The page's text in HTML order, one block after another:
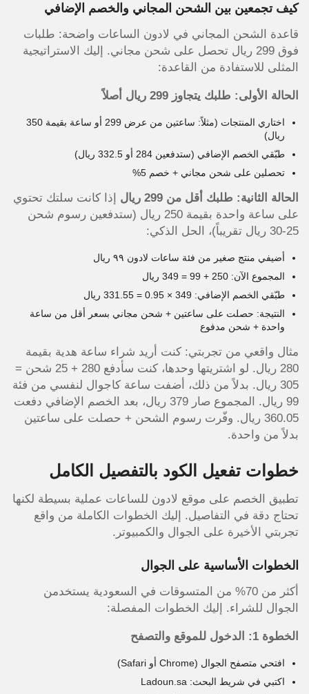
كيف تجمعين بين الشحن المجاني والخصم الإضافي
قاعدة الشحن المجاني في لادون الساعات واضحة: طلبات
فوق 299 ريال تحصل على شحن مجاني. إليك الاستراتيجية
المثلى للاستفادة من القاعدة:
الحالة الأولى: طلبك يتجاوز 299 ريال أصلاً
اختاري المنتجات (مثلاً: ساعتين من عرض 299 أو ساعة بقيمة 350
ريال)
طبّقي الخصم الإضافي (ستدفعين 284 أو 332.5 ريال)
تحصلين على شحن مجاني + خصم 5%
الحالة الثانية: طلبك أقل من 299 ريال
إذا كانت سلتك تحتوي
على ساعة واحدة بقيمة 250 ريال (ستدفعين رسوم شحن
25-30 ريال تقريباً)، الحل الذكي:
أضيفي منتج صغير من فئة ساعات لادون ٩٩ ريال
المجموع الآن: 250 + 99 = 349 ريال
طبّقي الخصم الإضافي: 349 × 0.95 = 331.55 ريال
النتيجة: حصلت على ساعتين + شحن مجاني بسعر أقل من ساعة
واحدة + شحن مدفوع
مثال واقعي من تجربتي: كنت أريد شراء ساعة هدية بقيمة
280 ريال. لو اشتريتها وحدها، كنت سأدفع 280 + 25 شحن =
305 ريال. بدلاً من ذلك، أضفت ساعة كاجوال لنفسي من فئة
99 ريال. المجموع صار 379 ريال، بعد الخصم الإضافي دفعت
360.05 ريال. وفّرت رسوم الشحن + حصلت على ساعتين
بدلاً من واحدة.
خطوات تفعيل الكود بالتفصيل الكامل
تطبيق الخصم على موقع لادون للساعات عملية بسيطة لكنها
تحتاج دقة في التفاصيل. إليك الخطوات الكاملة من واقع
تجربتي الأخيرة على الجوال والكمبيوتر.
الخطوات الأساسية على الجوال
أكثر من 70% من المتسوقات في السعودية يستخدمن
الجوال للشراء. إليك الخطوات المفصلة:
الخطوة 1: الدخول للموقع والتصفح
افتحي متصفح الجوال (Chrome أو Safari)
اكتبي في شريط البحث: Ladoun.sa